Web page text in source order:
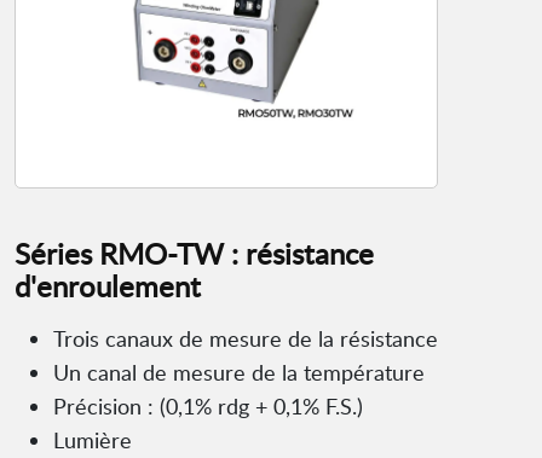
Séries RMO-TW : résistance
d'enroulement
Trois canaux de mesure de la résistance
Un canal de mesure de la température
Précision : (0,1% rdg + 0,1% F.S.)
Lumière